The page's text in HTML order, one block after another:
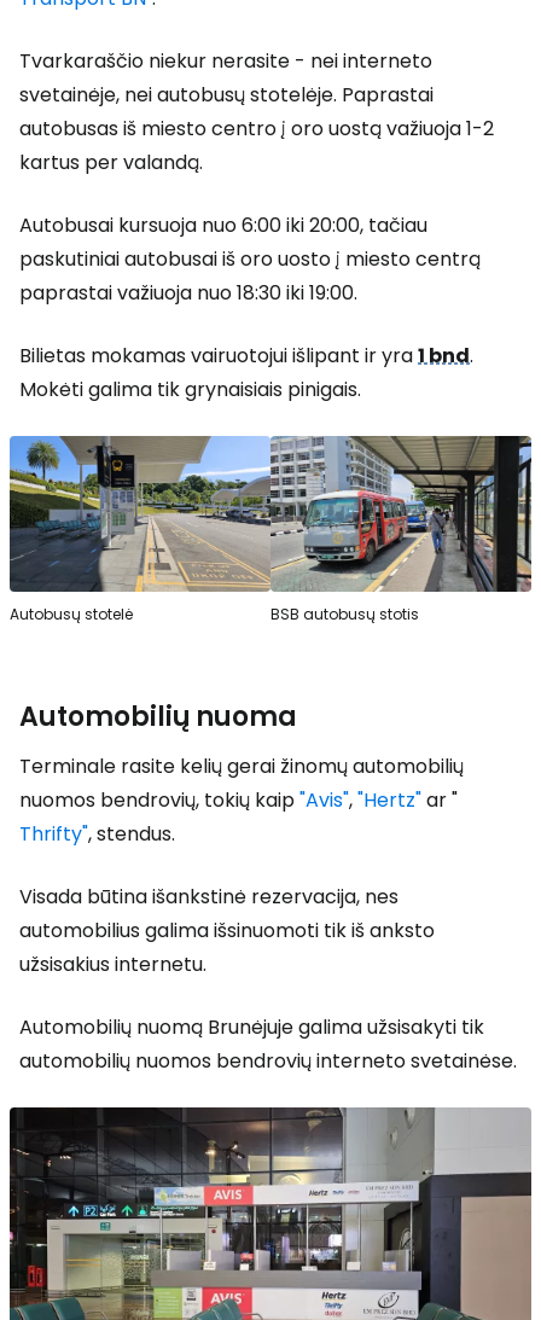
Tvarkaraščio niekur nerasite - nei interneto
svetainėje, nei autobusų stotelėje. Paprastai
autobusas iš miesto centro į oro uostą važiuoja 1-2
kartus per valandą.
Autobusai kursuoja nuo 6:00 iki 20:00, tačiau
paskutiniai autobusai iš oro uosto į miesto centrą
paprastai važiuoja nuo 18:30 iki 19:00.
Bilietas mokamas vairuotojui išlipant ir yra1 bnd.
Mokėti galima tik grynaisiais pinigais.
Autobusų stotelė BSB autobusų stotis
Automobilių nuoma
Terminale rasite kelių gerai žinomų automobilių
nuomos bendrovių, tokių kaip"Avis","Hertz"ar "
Thrifty", stendus.
Visada būtina išankstinė rezervacija, nes
automobilius galima išsinuomoti tik iš anksto
užsisakius internetu.
Automobilių nuomą Brunėjuje galima užsisakyti tik
automobilių nuomos bendrovių interneto svetainėse.